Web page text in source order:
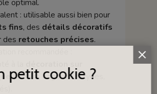
optimal.
: utilisable aussi bien pour
fins, des détails décoratifs
des retouches précises.
(émaux, engobes, oxydes,
petit cookie ?